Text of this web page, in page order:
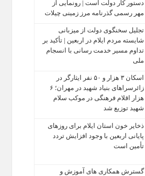
دستور کار دولت است | رونمایی از
مهر رسمی گذرنامه مرز زمینی چیلات
تجلیل سخنگوی دولت از میزبانی
شایسته مردم ایلام در اربعین | تأکید بر
تداوم مسیر خدمت‌ رسانی با انسجام
ملی
اسکان ۳ هزار و ۵۰ نفر ایثارگر در
زائرسراهای بنیاد شهید در مهران؛ ۶
هزار اقلام فرهنگی در موکب سلام
شهید توزیع شد
ذخایر خون استان ایلام برای روزهای
پایانی اربعین با وجود افزایش تردد
تأمین است
گسترش همکاری‌ های آموزش و